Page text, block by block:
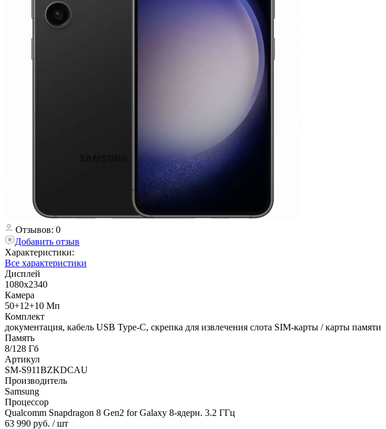
Отзывов: 0
Добавить отзыв
Характеристики:
Все характеристики
Дисплей
1080х2340
Камера
50+12+10 Мп
Комплект
документация, кабель USB Type-C, скрепка для извлечения слота SIM-карты / карты памяти
Память
8/128 Гб
Артикул
SM-S911BZKDCAU
Производитель
Samsung
Процессор
Qualcomm Snapdragon 8 Gen2 for Galaxy 8-ядерн. 3.2 ГГц
63 990 руб. / шт